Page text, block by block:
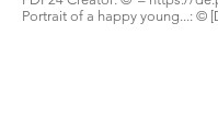
Portrait of a happy young...: ©